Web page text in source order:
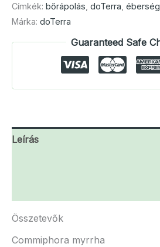
Címkék: bőrápolás doTerra éberség
Márka: doTerra
Guaranteed Safe
Leírás
Összetevők
Commiphora myrrha